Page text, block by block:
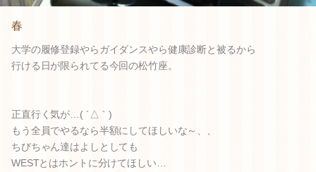
春
大学の履修登録やらガイダンスやら健康診断と被るから
行ける日が限られてる今回の松竹座。
正直行く気が…( ´△｀)
もう全員でやるなら半額にしてほしいな～、、
ちびちゃん達はよしとしても
WESTとはホントに分けてほしい…